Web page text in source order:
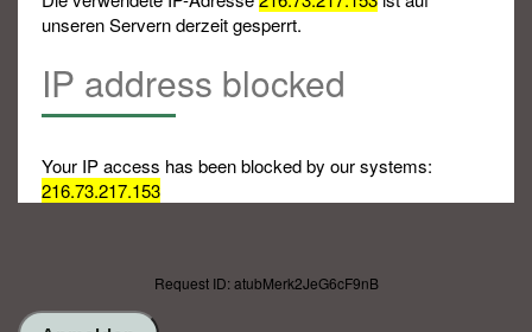
unseren Servern derzeit gesperrt.
IP address blocked
Your IP access has been blocked by our systems:
216.73.217.153
Request ID: atubMerk2JeG6cF9nB